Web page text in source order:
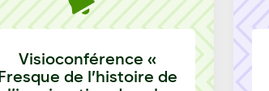
Visioconférence «
Fresque de l’histoire de